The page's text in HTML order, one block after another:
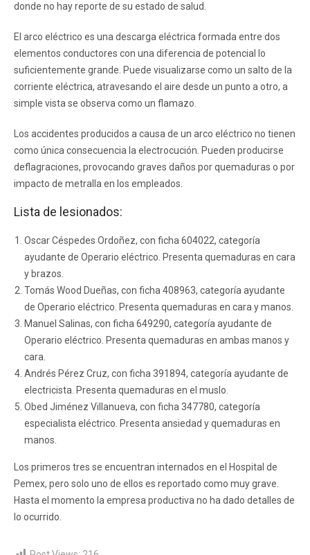
donde no hay reporte de su estado de salud.
El arco eléctrico es una descarga eléctrica formada entre dos
elementos conductores con una diferencia de potencial lo
suficientemente grande. Puede visualizarse como un salto de la
corriente eléctrica, atravesando el aire desde un punto a otro, a
simple vista se observa como un flamazo.
Los accidentes producidos a causa de un arco eléctrico no tienen
como única consecuencia la electrocución. Pueden producirse
deflagraciones, provocando graves daños por quemaduras o por
impacto de metralla en los empleados.
Lista de lesionados:
Oscar Céspedes Ordoñez, con ficha 604022, categoría
ayudante de Operario eléctrico. Presenta quemaduras en cara
y brazos.
Tomás Wood Dueñas, con ficha 408963, categoría ayudante
de Operario eléctrico. Presenta quemaduras en cara y manos.
Manuel Salinas, con ficha 649290, categoría ayudante de
Operario eléctrico. Presenta quemaduras en ambas manos y
cara.
Andrés Pérez Cruz, con ficha 391894, categoría ayudante de
electricista. Presenta quemaduras en el muslo.
Obed Jiménez Villanueva, con ficha 347780, categoría
especialista eléctrico. Presenta ansiedad y quemaduras en
manos.
Los primeros tres se encuentran internados en el Hospital de
Pemex, pero solo uno de ellos es reportado como muy grave.
Hasta el momento la empresa productiva no ha dado detalles de
lo ocurrido.